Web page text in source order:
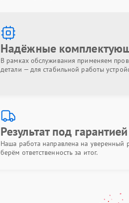
Надёжные
В рамках обслуживания применяем
детали — для стабильной работы
Результат под гарантией
Наша работа направлена на уверенный
берём ответственность за итог.